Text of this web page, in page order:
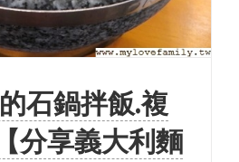
石鍋拌飯.複
分享義大利麵